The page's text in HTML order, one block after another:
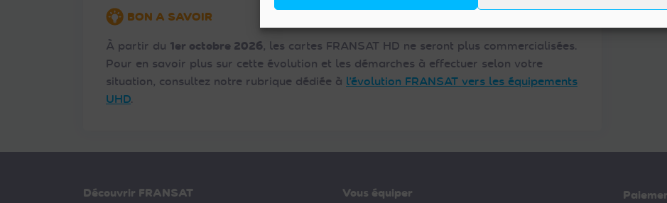
BON A SAVOIR
À partir du 1er octobre 2026, les cartes FRANSAT HD ne seront plus commercialisées.
Pour en savoir plus sur cette évolution et les démarches à effectuer selon votre
situation, consultez notre rubrique dédiée à l’évolution FRANSAT vers les équipements
UHD.
Découvrir FRANSAT
Vous équiper